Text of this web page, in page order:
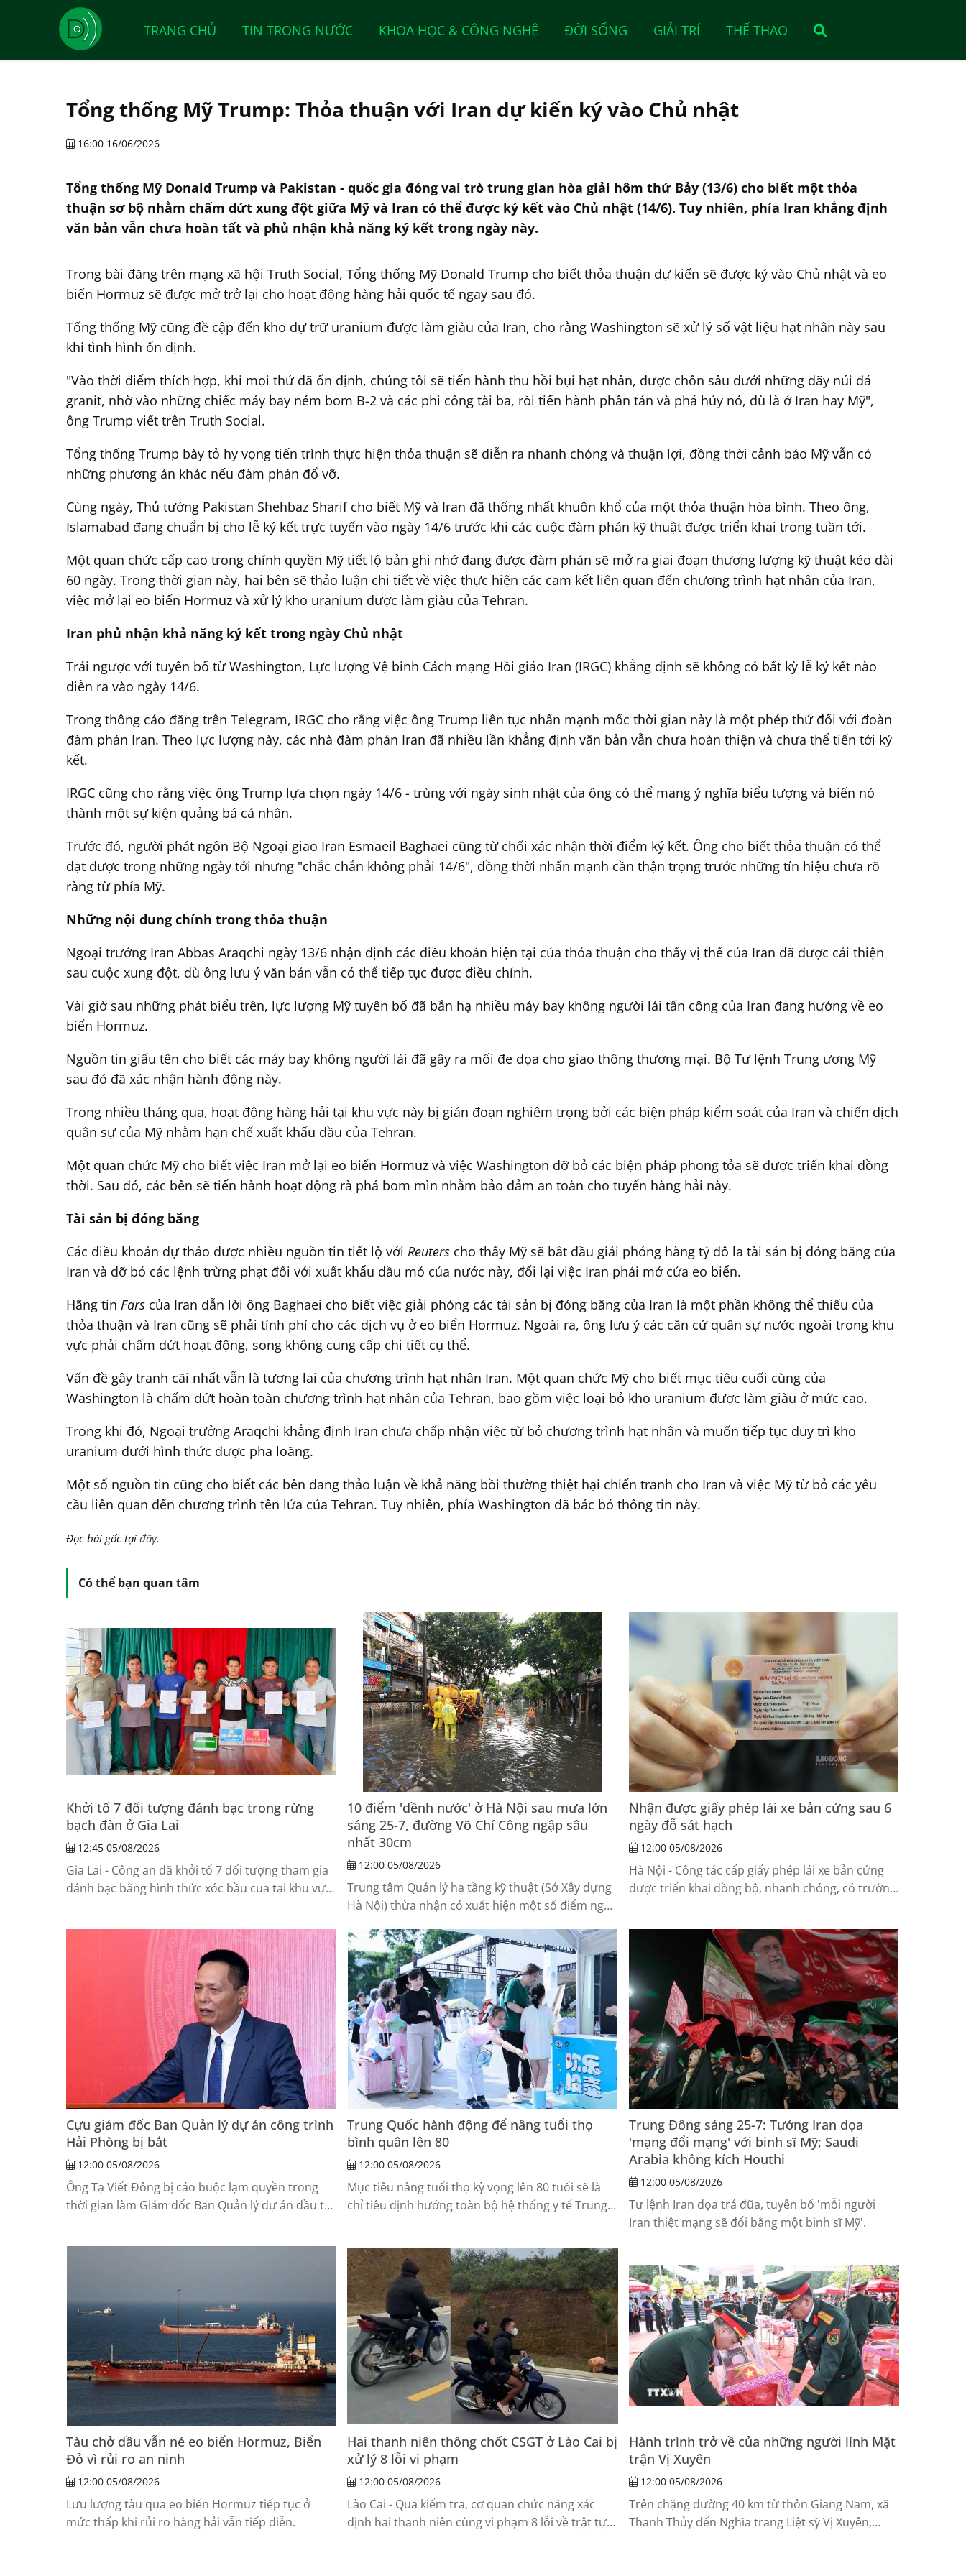
TRANG CHỦ TIN TRONG NƯỚC KHOA HỌC & CÔNG NGHỆ ĐỜI SỐNG GIẢI TRÍ THỂ THAO
Tổng thống Mỹ Trump: Thỏa thuận với Iran dự kiến ký vào Chủ nhật
16:00 16/06/2026
Tổng thống Mỹ Donald Trump và Pakistan - quốc gia đóng vai trò trung gian hòa giải hôm thứ Bảy (13/6) cho biết một thỏa
thuận sơ bộ nhằm chấm dứt xung đột giữa Mỹ và Iran có thể được ký kết vào Chủ nhật (14/6). Tuy nhiên, phía Iran khẳng định
văn bản vẫn chưa hoàn tất và phủ nhận khả năng ký kết trong ngày này.
Trong bài đăng trên mạng xã hội Truth Social, Tổng thống Mỹ Donald Trump cho biết thỏa thuận dự kiến sẽ được ký vào Chủ nhật và eo
biển Hormuz sẽ được mở trở lại cho hoạt động hàng hải quốc tế ngay sau đó.
Tổng thống Mỹ cũng đề cập đến kho dự trữ uranium được làm giàu của Iran, cho rằng Washington sẽ xử lý số vật liệu hạt nhân này sau
khi tình hình ổn định.
"Vào thời điểm thích hợp, khi mọi thứ đã ổn định, chúng tôi sẽ tiến hành thu hồi bụi hạt nhân, được chôn sâu dưới những dãy núi đá
granit, nhờ vào những chiếc máy bay ném bom B-2 và các phi công tài ba, rồi tiến hành phân tán và phá hủy nó, dù là ở Iran hay Mỹ",
ông Trump viết trên Truth Social.
Tổng thống Trump bày tỏ hy vọng tiến trình thực hiện thỏa thuận sẽ diễn ra nhanh chóng và thuận lợi, đồng thời cảnh báo Mỹ vẫn có
những phương án khác nếu đàm phán đổ vỡ.
Cùng ngày, Thủ tướng Pakistan Shehbaz Sharif cho biết Mỹ và Iran đã thống nhất khuôn khổ của một thỏa thuận hòa bình. Theo ông,
Islamabad đang chuẩn bị cho lễ ký kết trực tuyến vào ngày 14/6 trước khi các cuộc đàm phán kỹ thuật được triển khai trong tuần tới.
Một quan chức cấp cao trong chính quyền Mỹ tiết lộ bản ghi nhớ đang được đàm phán sẽ mở ra giai đoạn thương lượng kỹ thuật kéo dài
60 ngày. Trong thời gian này, hai bên sẽ thảo luận chi tiết về việc thực hiện các cam kết liên quan đến chương trình hạt nhân của Iran,
việc mở lại eo biển Hormuz và xử lý kho uranium được làm giàu của Tehran.
Iran phủ nhận khả năng ký kết trong ngày Chủ nhật
Trái ngược với tuyên bố từ Washington, Lực lượng Vệ binh Cách mạng Hồi giáo Iran (IRGC) khẳng định sẽ không có bất kỳ lễ ký kết nào
diễn ra vào ngày 14/6.
Trong thông cáo đăng trên Telegram, IRGC cho rằng việc ông Trump liên tục nhấn mạnh mốc thời gian này là một phép thử đối với đoàn
đàm phán Iran. Theo lực lượng này, các nhà đàm phán Iran đã nhiều lần khẳng định văn bản vẫn chưa hoàn thiện và chưa thể tiến tới ký
kết.
IRGC cũng cho rằng việc ông Trump lựa chọn ngày 14/6 - trùng với ngày sinh nhật của ông có thể mang ý nghĩa biểu tượng và biến nó
thành một sự kiện quảng bá cá nhân.
Trước đó, người phát ngôn Bộ Ngoại giao Iran Esmaeil Baghaei cũng từ chối xác nhận thời điểm ký kết. Ông cho biết thỏa thuận có thể
đạt được trong những ngày tới nhưng "chắc chắn không phải 14/6", đồng thời nhấn mạnh cần thận trọng trước những tín hiệu chưa rõ
ràng từ phía Mỹ.
Những nội dung chính trong thỏa thuận
Ngoại trưởng Iran Abbas Araqchi ngày 13/6 nhận định các điều khoản hiện tại của thỏa thuận cho thấy vị thế của Iran đã được cải thiện
sau cuộc xung đột, dù ông lưu ý văn bản vẫn có thể tiếp tục được điều chỉnh.
Vài giờ sau những phát biểu trên, lực lượng Mỹ tuyên bố đã bắn hạ nhiều máy bay không người lái tấn công của Iran đang hướng về eo
biển Hormuz.
Nguồn tin giấu tên cho biết các máy bay không người lái đã gây ra mối đe dọa cho giao thông thương mại. Bộ Tư lệnh Trung ương Mỹ
sau đó đã xác nhận hành động này.
Trong nhiều tháng qua, hoạt động hàng hải tại khu vực này bị gián đoạn nghiêm trọng bởi các biện pháp kiểm soát của Iran và chiến dịch
quân sự của Mỹ nhằm hạn chế xuất khẩu dầu của Tehran.
Một quan chức Mỹ cho biết việc Iran mở lại eo biển Hormuz và việc Washington dỡ bỏ các biện pháp phong tỏa sẽ được triển khai đồng
thời. Sau đó, các bên sẽ tiến hành hoạt động rà phá bom mìn nhằm bảo đảm an toàn cho tuyến hàng hải này.
Tài sản bị đóng băng
Các điều khoản dự thảo được nhiều nguồn tin tiết lộ với Reuters cho thấy Mỹ sẽ bắt đầu giải phóng hàng tỷ đô la tài sản bị đóng băng của
Iran và dỡ bỏ các lệnh trừng phạt đối với xuất khẩu dầu mỏ của nước này, đổi lại việc Iran phải mở cửa eo biển.
Hãng tin Fars của Iran dẫn lời ông Baghaei cho biết việc giải phóng các tài sản bị đóng băng của Iran là một phần không thể thiếu của
thỏa thuận và Iran cũng sẽ phải tính phí cho các dịch vụ ở eo biển Hormuz. Ngoài ra, ông lưu ý các căn cứ quân sự nước ngoài trong khu
vực phải chấm dứt hoạt động, song không cung cấp chi tiết cụ thể.
Vấn đề gây tranh cãi nhất vẫn là tương lai của chương trình hạt nhân Iran. Một quan chức Mỹ cho biết mục tiêu cuối cùng của
Washington là chấm dứt hoàn toàn chương trình hạt nhân của Tehran, bao gồm việc loại bỏ kho uranium được làm giàu ở mức cao.
Trong khi đó, Ngoại trưởng Araqchi khẳng định Iran chưa chấp nhận việc từ bỏ chương trình hạt nhân và muốn tiếp tục duy trì kho
uranium dưới hình thức được pha loãng.
Một số nguồn tin cũng cho biết các bên đang thảo luận về khả năng bồi thường thiệt hại chiến tranh cho Iran và việc Mỹ từ bỏ các yêu
cầu liên quan đến chương trình tên lửa của Tehran. Tuy nhiên, phía Washington đã bác bỏ thông tin này.
Đọc bài gốc tại đây.
Có thể bạn quan tâm
Khởi tố 7 đối tượng đánh bạc trong rừng
bạch đàn ở Gia Lai
12:45 05/08/2026
Gia Lai - Công an đã khởi tố 7 đối tượng tham gia
đánh bạc bằng hình thức xóc bầu cua tại khu vực
10 điểm 'dềnh nước' ở Hà Nội sau mưa lớn
sáng 25-7, đường Võ Chí Công ngập sâu
nhất 30cm
12:00 05/08/2026
Trung tâm Quản lý hạ tầng kỹ thuật (Sở Xây dựng
Hà Nội) thừa nhận có xuất hiện một số điểm ngập
sau trận mưa lớn sáng 25-7, riêng tại đường Võ
Chí Công có đoạn ngập sâu 30cm.
Nhận được giấy phép lái xe bản cứng sau 6
ngày đỗ sát hạch
12:00 05/08/2026
Hà Nội - Công tác cấp giấy phép lái xe bản cứng
được triển khai đồng bộ, nhanh chóng, có trường
Cựu giám đốc Ban Quản lý dự án công trình
Hải Phòng bị bắt
12:00 05/08/2026
Ông Tạ Viết Đông bị cáo buộc lạm quyền trong
thời gian làm Giám đốc Ban Quản lý dự án đầu tư
Trung Quốc hành động để nâng tuổi thọ
bình quân lên 80
12:00 05/08/2026
Mục tiêu nâng tuổi thọ kỳ vọng lên 80 tuổi sẽ là
chỉ tiêu định hướng toàn bộ hệ thống y tế Trung
Trung Đông sáng 25-7: Tướng Iran dọa
'mạng đổi mạng' với binh sĩ Mỹ; Saudi
Arabia không kích Houthi
12:00 05/08/2026
Tư lệnh Iran dọa trả đũa, tuyên bố 'mỗi người
Iran thiệt mạng sẽ đổi bằng một binh sĩ Mỹ'.
Tàu chở dầu vẫn né eo biển Hormuz, Biển
Đỏ vì rủi ro an ninh
12:00 05/08/2026
Lưu lượng tàu qua eo biển Hormuz tiếp tục ở
mức thấp khi rủi ro hàng hải vẫn tiếp diễn.
Hai thanh niên thông chốt CSGT ở Lào Cai bị
xử lý 8 lỗi vi phạm
12:00 05/08/2026
Lào Cai - Qua kiểm tra, cơ quan chức năng xác
định hai thanh niên cùng vi phạm 8 lỗi về trật tự,
Hành trình trở về của những người lính Mặt
trận Vị Xuyên
12:00 05/08/2026
Trên chặng đường 40 km từ thôn Giang Nam, xã
Thanh Thủy đến Nghĩa trang Liệt sỹ Vị Xuyên,